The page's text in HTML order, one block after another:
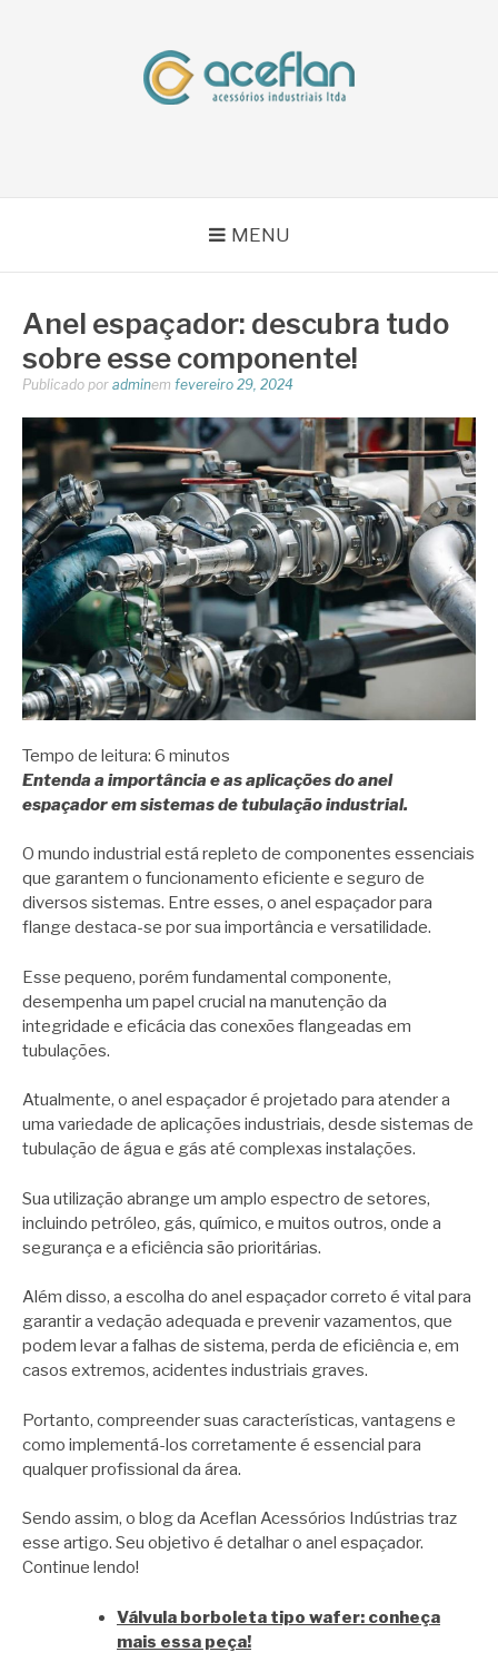
MENU
Anel espaçador: descubra tudo
sobre esse componente!
Publicado por adminem fevereiro 29, 2024
Tempo de leitura: 6 minutos
Entenda a importância e as aplicações do anel
espaçador em sistemas de tubulação industrial.
O mundo industrial está repleto de componentes essenciais
que garantem o funcionamento eficiente e seguro de
diversos sistemas. Entre esses, o anel espaçador para
flange destaca-se por sua importância e versatilidade.
Esse pequeno, porém fundamental componente,
desempenha um papel crucial na manutenção da
integridade e eficácia das conexões flangeadas em
tubulações.
Atualmente, o anel espaçador é projetado para atender a
uma variedade de aplicações industriais, desde sistemas de
tubulação de água e gás até complexas instalações.
Sua utilização abrange um amplo espectro de setores,
incluindo petróleo, gás, químico, e muitos outros, onde a
segurança e a eficiência são prioritárias.
Além disso, a escolha do anel espaçador correto é vital para
garantir a vedação adequada e prevenir vazamentos, que
podem levar a falhas de sistema, perda de eficiência e, em
casos extremos, acidentes industriais graves.
Portanto, compreender suas características, vantagens e
como implementá-los corretamente é essencial para
qualquer profissional da área.
Sendo assim, o blog da Aceflan Acessórios Indústrias traz
esse artigo. Seu objetivo é detalhar o anel espaçador.
Continue lendo!
Válvula borboleta tipo wafer: conheça
mais essa peça!